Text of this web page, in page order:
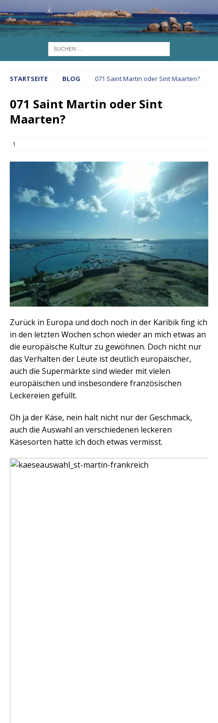
STARTSEITE BLOG 071 Saint Martin oder Sint Maarten?
071 Saint Martin oder Sint
Maarten?
1
Zurück in Europa und doch noch in der Karibik fing ich
in den letzten Wochen schon wieder an mich etwas an
die europäische Kultur zu gewöhnen. Doch nicht nur
das Verhalten der Leute ist deutlich europäischer,
auch die Supermärkte sind wieder mit vielen
europäischen und insbesondere französischen
Leckereien gefüllt.
Oh ja der Käse, nein halt nicht nur der Geschmack,
auch die Auswahl an verschiedenen leckeren
Käsesorten hatte ich doch etwas vermisst.